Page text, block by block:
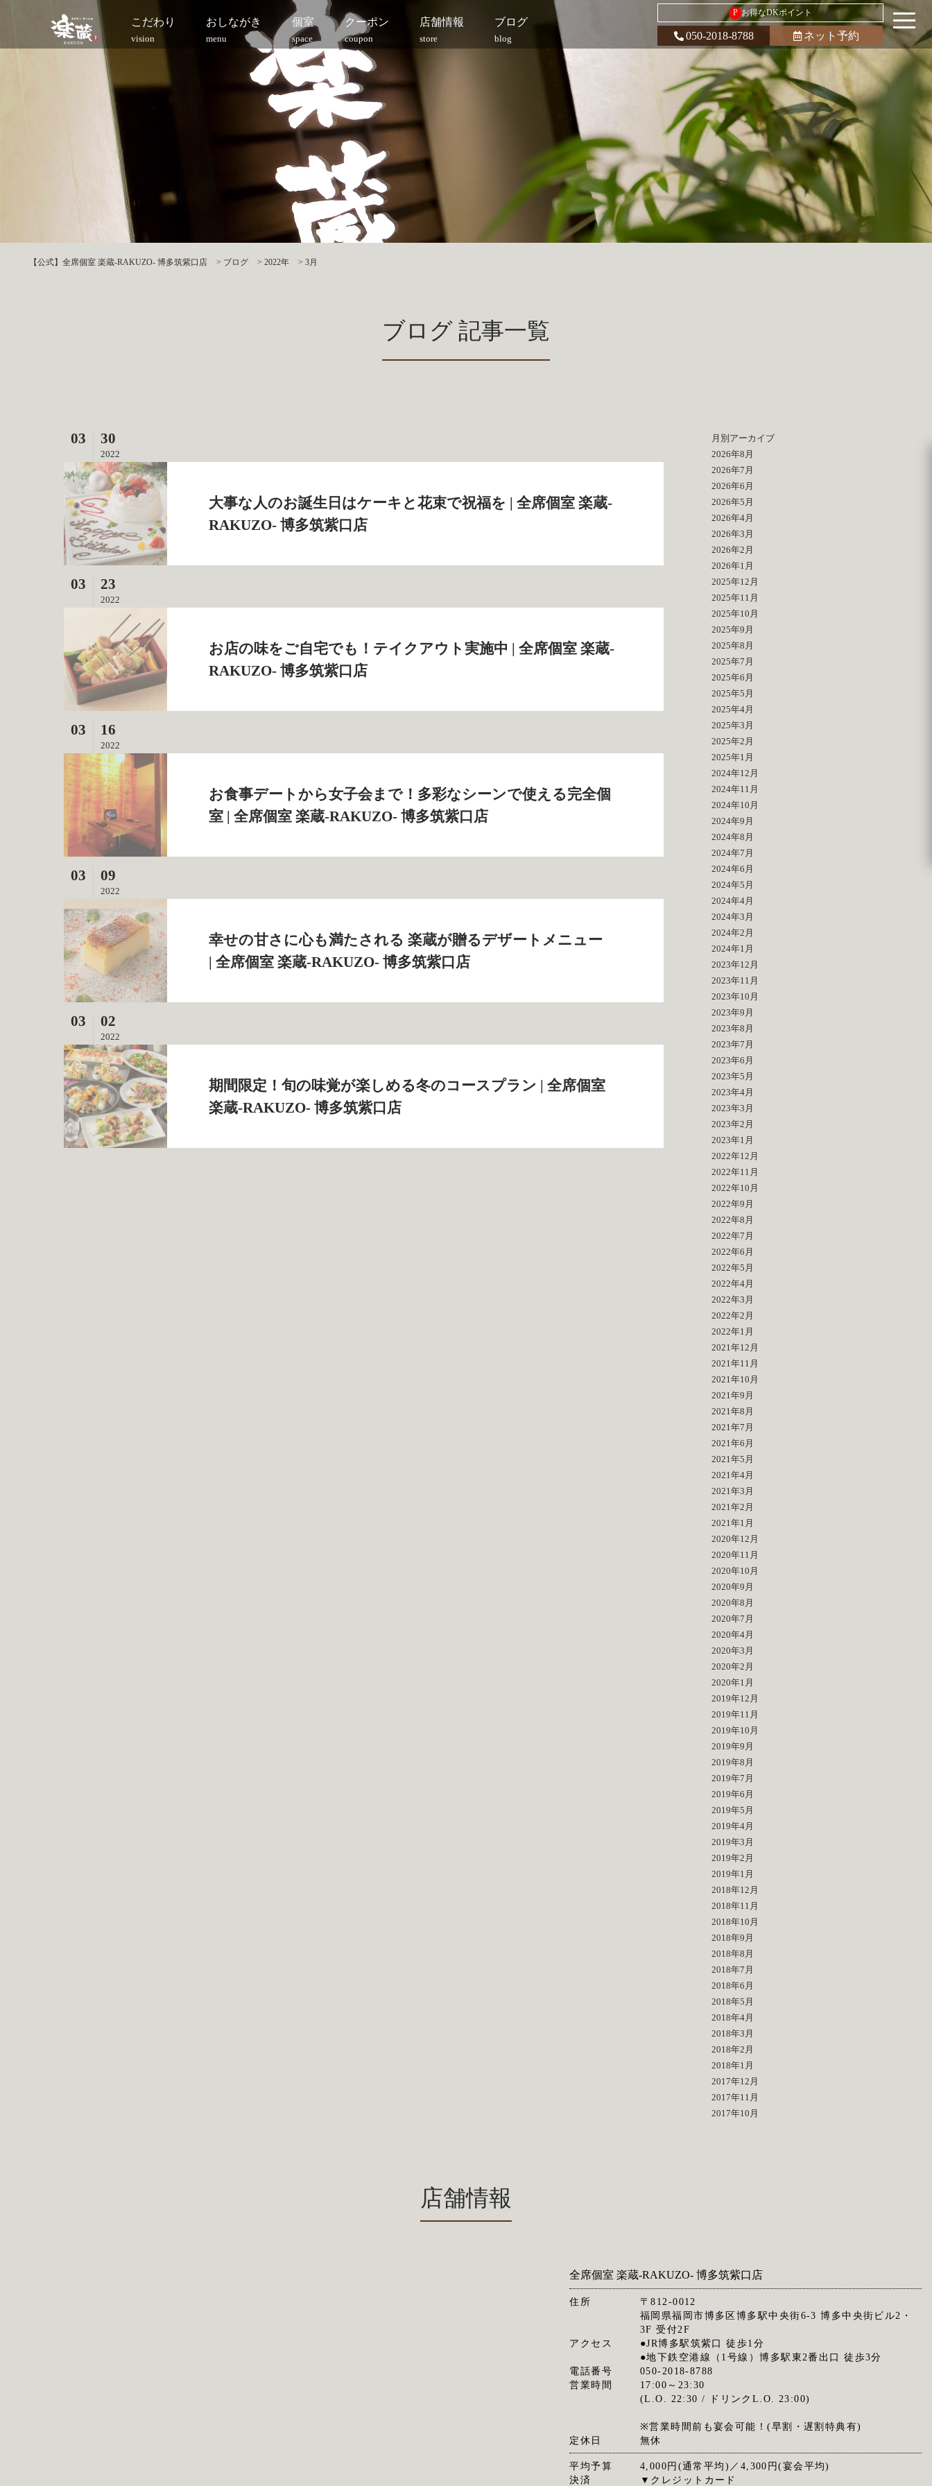
こだわり
vision
おしながき
menu
個室
space
クーポン
coupon
店舗情報
store
ブログ
blog
P お得なDKポイント
050-2018-8788 ネット予約
【公式】全席個室 楽蔵‐RAKUZO‐ 博多筑紫口店 > ブログ > 2022年 > 3月
ブログ 記事一覧
03 30
2022
大事な人のお誕生日はケーキと花束で祝福を | 全席個室 楽蔵‐
RAKUZO‐ 博多筑紫口店
03 23
2022
お店の味をご自宅でも！テイクアウト実施中 | 全席個室 楽蔵‐
RAKUZO‐ 博多筑紫口店
03 16
2022
お食事デートから女子会まで！多彩なシーンで使える完全個
室 | 全席個室 楽蔵‐RAKUZO‐ 博多筑紫口店
03 09
2022
幸せの甘さに心も満たされる 楽蔵が贈るデザートメニュー
| 全席個室 楽蔵‐RAKUZO‐ 博多筑紫口店
03 02
2022
期間限定！旬の味覚が楽しめる冬のコースプラン | 全席個室
楽蔵‐RAKUZO‐ 博多筑紫口店
月別アーカイブ
2026年8月
2026年7月
2026年6月
2026年5月
2026年4月
2026年3月
2026年2月
2026年1月
2025年12月
2025年11月
2025年10月
2025年9月
2025年8月
2025年7月
2025年6月
2025年5月
2025年4月
2025年3月
2025年2月
2025年1月
2024年12月
2024年11月
2024年10月
2024年9月
2024年8月
2024年7月
2024年6月
2024年5月
2024年4月
2024年3月
2024年2月
2024年1月
2023年12月
2023年11月
2023年10月
2023年9月
2023年8月
2023年7月
2023年6月
2023年5月
2023年4月
2023年3月
2023年2月
2023年1月
2022年12月
2022年11月
2022年10月
2022年9月
2022年8月
2022年7月
2022年6月
2022年5月
2022年4月
2022年3月
2022年2月
2022年1月
2021年12月
2021年11月
2021年10月
2021年9月
2021年8月
2021年7月
2021年6月
2021年5月
2021年4月
2021年3月
2021年2月
2021年1月
2020年12月
2020年11月
2020年10月
2020年9月
2020年8月
2020年7月
2020年4月
2020年3月
2020年2月
2020年1月
2019年12月
2019年11月
2019年10月
2019年9月
2019年8月
2019年7月
2019年6月
2019年5月
2019年4月
2019年3月
2019年2月
2019年1月
2018年12月
2018年11月
2018年10月
2018年9月
2018年8月
2018年7月
2018年6月
2018年5月
2018年4月
2018年3月
2018年2月
2018年1月
2017年12月
2017年11月
2017年10月
店舗情報
全席個室 楽蔵‐RAKUZO‐ 博多筑紫口店
住所
〒812-0012
福岡県福岡市博多区博多駅中央街6-3 博多中央街ビル2・
3F 受付2F
アクセス
●JR博多駅筑紫口 徒歩1分
●地下鉄空港線（1号線）博多駅東2番出口 徒歩3分
電話番号
050-2018-8788
営業時間
17:00～23:30
(L.O. 22:30 / ドリンクL.O. 23:00)
※営業時間前も宴会可能！(早割・遅割特典有)
定休日
無休
平均予算
4,000円(通常平均)／4,300円(宴会平均)
決済
▼クレジットカード